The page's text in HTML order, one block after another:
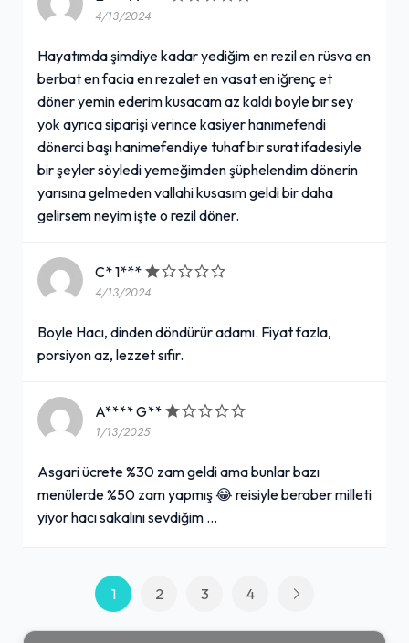
4/13/2024
Hayatımda şimdiye kadar yediğim en rezil en rüsva en
berbat en facia en rezalet en vasat en iğrenç et
döner yemin ederim kusacam az kaldı boyle bır sey
yok ayrıca siparişi verince kasiyer hanımefendi
dönerci başı hanimefendiye tuhaf bir surat ifadesiyle
bir şeyler söyledi yemeğimden şüphelendim dönerin
yarısına gelmeden vallahi kusasım geldi bir daha
gelirsem neyim işte o rezil döner.
C* 1***
4/13/2024
Boyle Hacı, dinden döndürür adamı. Fiyat fazla,
porsiyon az, lezzet sıfır.
A**** G**
1/13/2025
Asgari ücrete %30 zam geldi ama bunlar bazı
menülerde %50 zam yapmış 😂 reisiyle beraber milleti
yiyor hacı sakalını sevdiğim …
1 2 3 4